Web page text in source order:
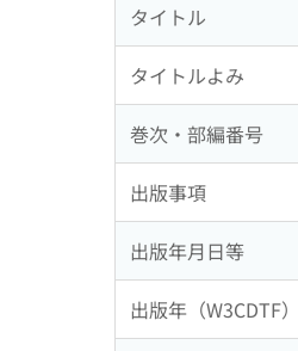
タイトル
タイトルよみ
巻次・部編番号
出版事項
出版年月日等
出版年（W3CDTF）